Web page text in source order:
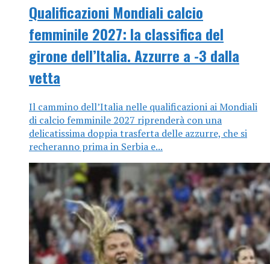
Qualificazioni Mondiali calcio
femminile 2027: la classifica del
girone dell’Italia. Azzurre a -3 dalla
vetta
Il cammino dell’Italia nelle qualificazioni ai Mondiali
di calcio femminile 2027 riprenderà con una
delicatissima doppia trasferta delle azzurre, che si
recheranno prima in Serbia e...